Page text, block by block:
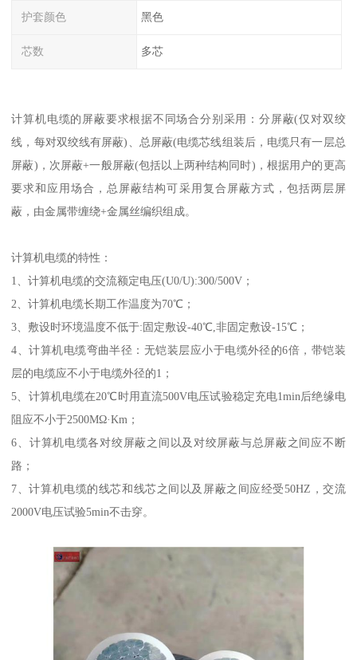
护套颜色 黑色
芯数 多芯
计算机电缆的屏蔽要求根据不同场合分别采用：分屏蔽(仅对双绞
线，每对双绞线有屏蔽)、总屏蔽(电缆芯线组装后，电缆只有一层总
屏蔽)，次屏蔽+一般屏蔽(包括以上两种结构同时)，根据用户的更高
要求和应用场合，总屏蔽结构可采用复合屏蔽方式，包括两层屏
蔽，由金属带缠绕+金属丝编织组成。
计算机电缆的特性：
1、计算机电缆的交流额定电压(U0/U):300/500V；
2、计算机电缆长期工作温度为70℃；
3、敷设时环境温度不低于:固定敷设-40℃,非固定敷设-15℃；
4、计算机电缆弯曲半径：无铠装层应小于电缆外径的6倍，带铠装
层的电缆应不小于电缆外径的1；
5、计算机电缆在20℃时用直流500V电压试验稳定充电1min后绝缘电
阻应不小于2500MΩ·Km；
6、计算机电缆各对绞屏蔽之间以及对绞屏蔽与总屏蔽之间应不断
路；
7、计算机电缆的线芯和线芯之间以及屏蔽之间应经受50HZ，交流
2000V电压试验5min不击穿。